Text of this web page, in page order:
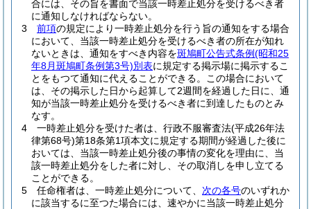
合には、その旨を書面で当該一時差止処分を受けるべき者
に通知しなければならない。
3
前項の規定により一時差止処分を行う旨の通知をする場合
において、当該一時差止処分を受けるべき者の所在が知れ
ないときは、通知をすべき内容を斑鳩町公告式条例(昭和25
年8月斑鳩町条例第3号)別表に規定する掲示場に掲示するこ
とをもつて通知に代えることができる。
この場合において
は、その掲示した日から起算して2週間を経過した日に、通
知が当該一時差止処分を受けるべき者に到達したものとみ
なす。
4
一時差止処分を受けた者は、行政不服審査法(平成26年法
律第68号)第18条第1項本文に規定する期間が経過した後に
おいては、当該一時差止処分後の事情の変化を理由に、当
該一時差止処分をした者に対し、その取消しを申し立てる
ことができる。
5
任命権者は、一時差止処分について、 次の各号のいずれか
に該当するに至つた場合には、速やかに当該一時差止処分